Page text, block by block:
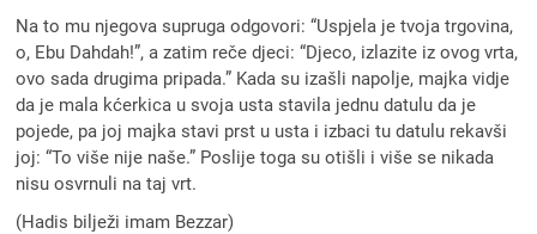
Na to mu njegova supruga odgovori: “Uspjela je tvoja trgovina,
o, Ebu Dahdah!”, a zatim reče djeci: “Djeco, izlazite iz ovog vrta,
ovo sada drugima pripada.” Kada su izašli napolje, majka vidje
da je mala kćerkica u svoja usta stavila jednu datulu da je
pojede, pa joj majka stavi prst u usta i izbaci tu datulu rekavši
joj: “To više nije naše.” Poslije toga su otišli i više se nikada
nisu osvrnuli na taj vrt.
(Hadis bilježi imam Bezzar)